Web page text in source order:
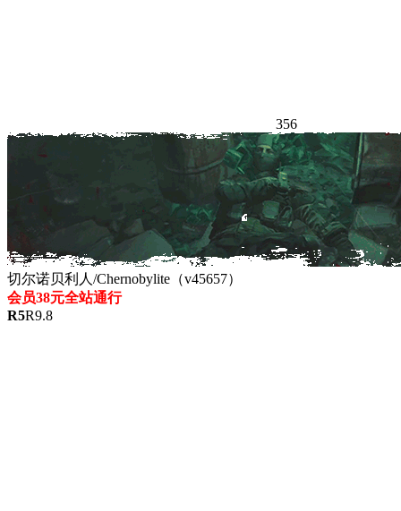
356
切尔诺贝利人/Chernobylite（v45657）
会员38元全站通行
R5R9.8